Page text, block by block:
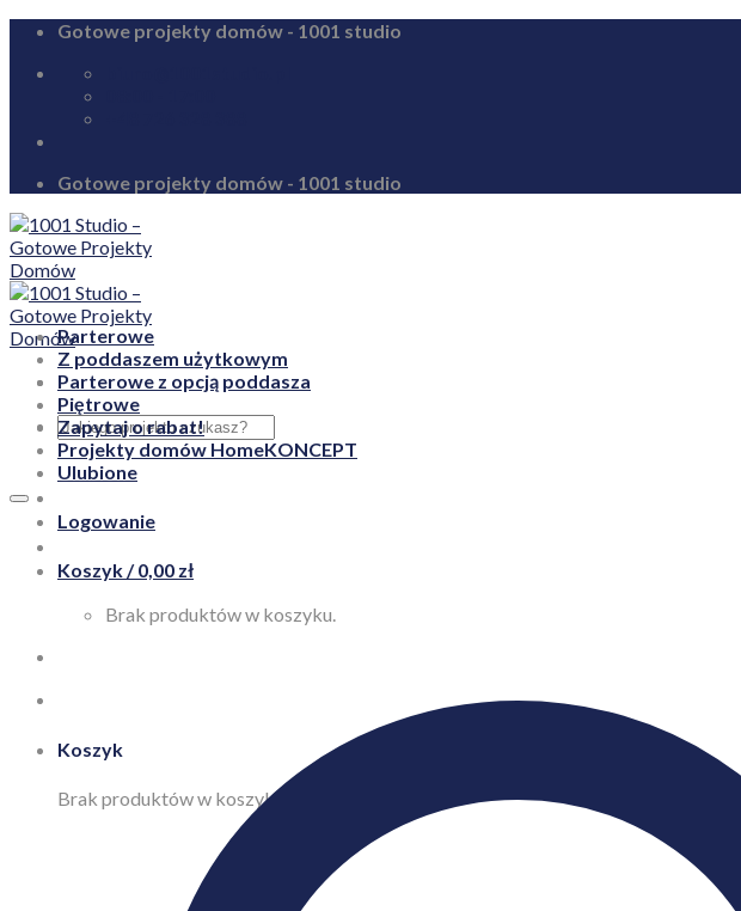
Skip
content
Gotowe projekty domów - 1001 studio
Gotowe projekty domów - 1001 studio
Ulubione
Logowanie
Koszyk /0,00 zł
Brak produktów w koszyku.
Koszyk
Brak produktów w koszyku.
Parterowe
Z poddaszem użytkowym
Parterowe z opcją poddasza
Piętrowe
Zapytaj o rabat!
Projekty domów HomeKONCEPT